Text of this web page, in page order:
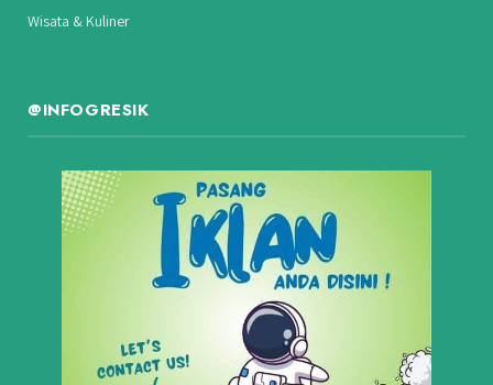
Wisata & Kuliner
@INFOGRESIK